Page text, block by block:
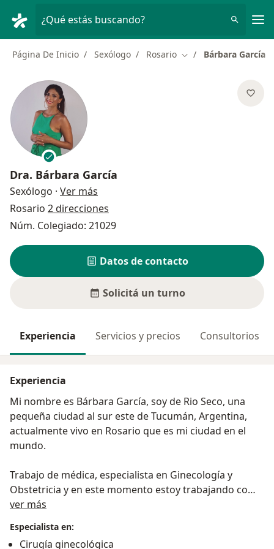
¿Qué estás buscando?
Página De Inicio Sexólogo Rosario Cambiar de ciudad
Bárbara García
Dra. Bárbara García
Sexólogo · Ver más
Rosario 2 direcciones
Núm. Colegiado: 21029
Datos de contacto
Solicitá un turno
Experiencia Servicios y precios Consultorios
Experiencia
Mi nombre es Bárbara García, soy de Rio Seco, una
pequeña ciudad al sur este de Tucumán, Argentina,
actualmente vivo en Rosario que es mi ciudad en el
mundo.
Trabajo de médica, especialista en Ginecología y
Obstetricia y en este momento estoy trabajando como
Especialista en Sexualidad Humana Online para todo el
ver más
Especialista en:
Cirugía ginecológica